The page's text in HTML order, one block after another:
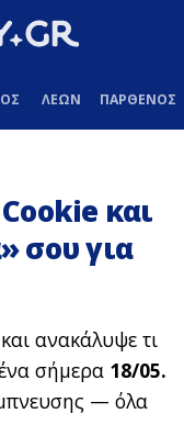
ΛΕΩΝ ΠΑΡΘΕΝΟΣ
και
σου για
ανακάλυψε τι
σήμερα 18/05.
— όλα